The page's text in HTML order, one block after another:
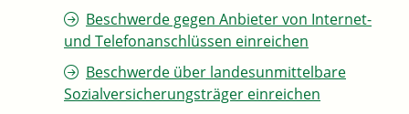
Beschwerde gegen Anbieter von Internet-
und Telefonanschlüssen einreichen
Beschwerde über landesunmittelbare
Sozialversicherungsträger einreichen